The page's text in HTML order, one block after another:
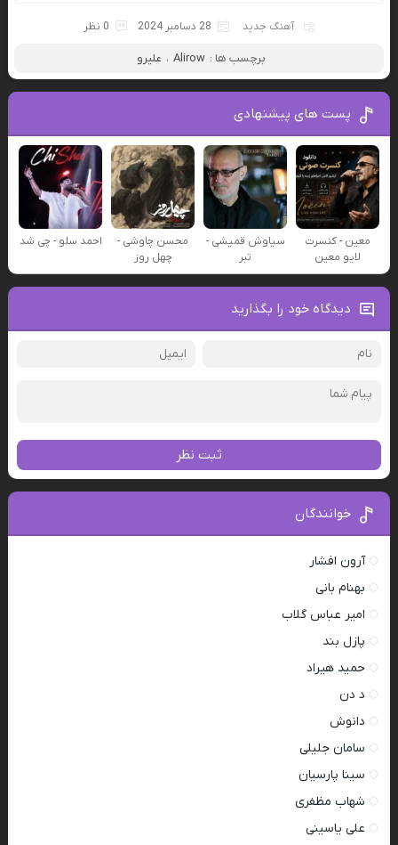
آهنگ جدید 28 دسامبر 2024 0 نظر
برچسب ها : Alirow ، علیرو
پست های پیشنهادی
معین - کنسرت
لایو معین
سیاوش قمیشی -
تبر
محسن چاوشی -
چهل روز
احمد سلو - چی شد
دیدگاه خود را بگذارید
ثبت نظر
خوانندگان
آرون افشار
بهنام بانی
امیر عباس گلاب
پازل بند
حمید هیراد
د دن
دانوش
سامان جلیلی
سینا پارسیان
شهاب مظفری
علی یاسینی